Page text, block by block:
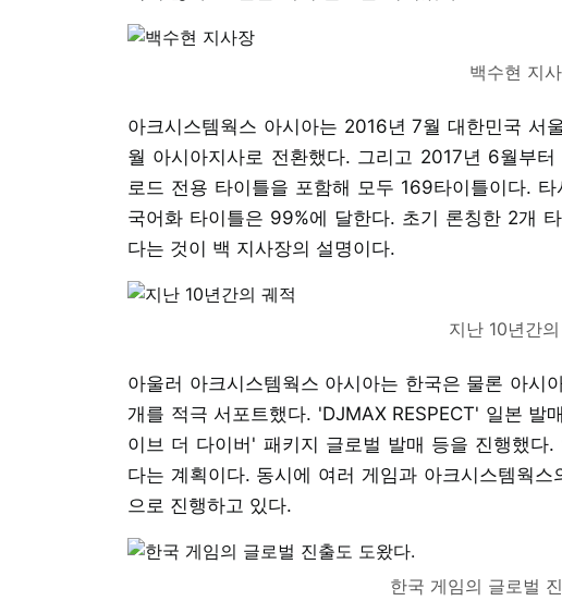
백수현 지
아크시스템웍스 아시아는 2016년 7월 대한민국 서
월 아시아지사로 전환했다. 그리고 2017년 6월부
로드 전용 타이틀을 포함해 모두 169타이틀이다.
국어화 타이틀은 99%에 달한다. 초기 론칭한 2개
다는 것이 백 지사장의 설명이다.
지난 10년간
아울러 아크시스템웍스 아시아는 한국은 물론 아시
개를 적극 서포트했다. 'DJMAX RESPECT' 일본 발
이브 더 다이버' 패키지 글로벌 발매 등을 진행했다
다는 계획이다. 동시에 여러 게임과 아크시스템웍
으로 진행하고 있다.
한국 게임의 글로벌